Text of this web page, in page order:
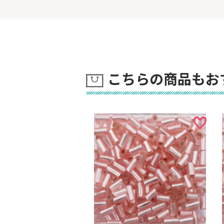
こちらの商品も